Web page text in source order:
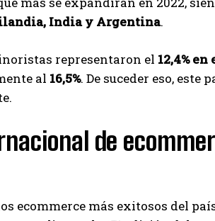
India y Argentina.
representaron el 12,4%
al 16,5%. De suceder eso,
de
ecommerce más exitosos del